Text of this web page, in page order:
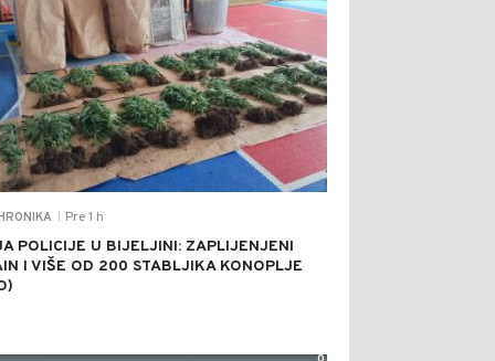
Pre 1 h
POLICIJE U BIJELJINI: ZAPLIJENJENI
I VIŠE OD 200 STABLJIKA KONOPLJE